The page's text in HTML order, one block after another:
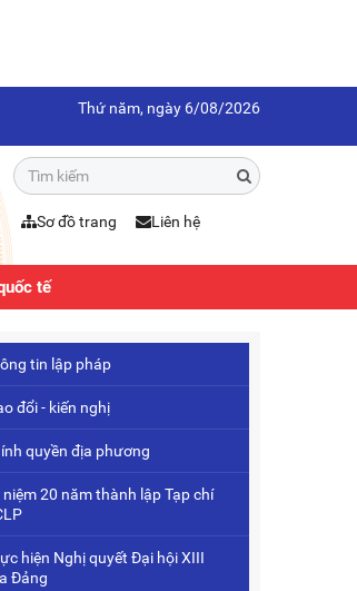
Thứ năm, ngày 6/08/2026
Sơ đồ trang Liên hệ
tế
tin lập pháp
đổi - kiến nghị
quyền địa phương
niệm 20 năm thành lập Tạp chí
hiện Nghị quyết Đại hội XIII
Đảng